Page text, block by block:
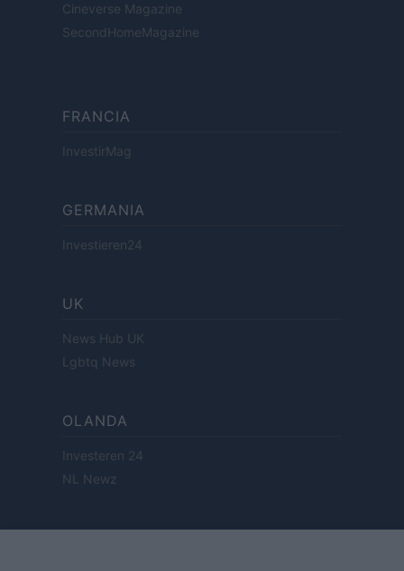
Cineverse Magazine
SecondHomeMagazine
FRANCIA
InvestirMag
GERMANIA
Investieren24
UK
News Hub UK
Lgbtq News
OLANDA
Investeren 24
NL Newz